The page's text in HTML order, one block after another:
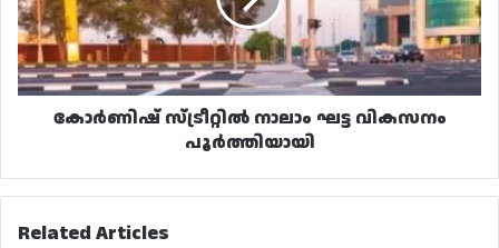
പൂർത്തിയായി
കോർണിഷ് സ്ട്രീറ്റിൽ നാലാം ഘട്ട വികസനം
പൂർത്തിയായി
Related Articles